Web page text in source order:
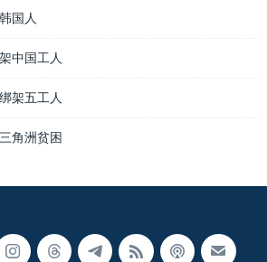
国人
中国工人
架五工人
角洲贫困